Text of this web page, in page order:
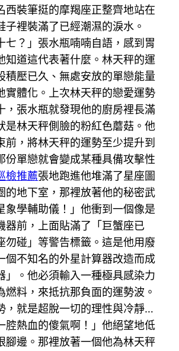
西裝筆挺的摩羯座正整齊地站在
子裡裝滿了已經潮濕的淚水。
七？」張水瓶喃喃自語，感到胃
知道這代表著什麼。林天秤的運
積壓已久、無處安放的單戀能量
實體化。上次林天秤的戀愛運勢
，張水瓶就發現他的廚房裡長滿
是林天秤側臉的粉紅色蘑菇。他
前，將林天秤的運勢至少提升到
份單戀就會變成某種具備攻擊性
檢推薦張地跑進他堆滿了星座圖
的地下室，那裡放著他的秘密武
象學輔助儀！」他衝到一個像是
器前，上面貼滿了「巨蟹座已
勿碰」等警告標籤。這是他用廢
個不知名的外星計算器改造而成
」。他必須輸入一種極具感染力
燃料，來抵抗那負面的運勢波。
，就是超脫一切的理性與冷靜…
腔熱血的傻氣啊！」他絕望地低
腳邊。那裡放著一個他為林天秤